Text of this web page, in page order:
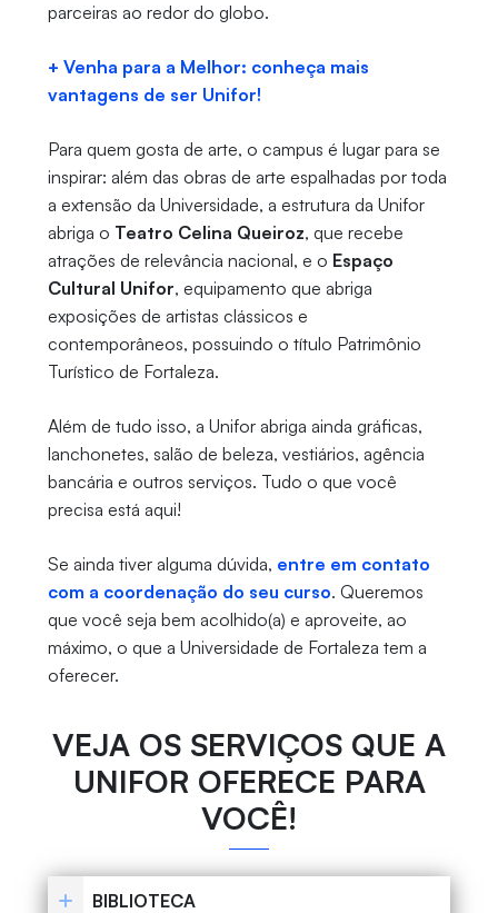
parceiras ao redor do globo.
+ Venha para a Melhor: conheça mais
vantagens de ser Unifor!
Para quem gosta de arte, o campus é lugar para se
inspirar: além das obras de arte espalhadas por toda
a extensão da Universidade, a estrutura da Unifor
abriga o Teatro Celina Queiroz, que recebe
atrações de relevância nacional, e o Espaço
Cultural Unifor, equipamento que abriga
exposições de artistas clássicos e
contemporâneos, possuindo o título Patrimônio
Turístico de Fortaleza.
Além de tudo isso, a Unifor abriga ainda gráficas,
lanchonetes, salão de beleza, vestiários, agência
bancária e outros serviços. Tudo o que você
precisa está aqui!
Se ainda tiver alguma dúvida, entre em contato
com a coordenação do seu curso. Queremos
que você seja bem acolhido(a) e aproveite, ao
máximo, o que a Universidade de Fortaleza tem a
oferecer.
VEJA OS SERVIÇOS QUE A
UNIFOR OFERECE PARA
VOCÊ!
BIBLIOTECA